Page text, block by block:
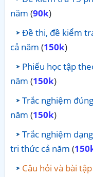
năm (90k)
Đề thi, đề kiểm
cả năm (150k)
Phiếu học tập
năm (150k)
Trắc nghiệm
năm (150k)
Trắc nghiệm
tri thức cả năm (
Câu hỏi và bài